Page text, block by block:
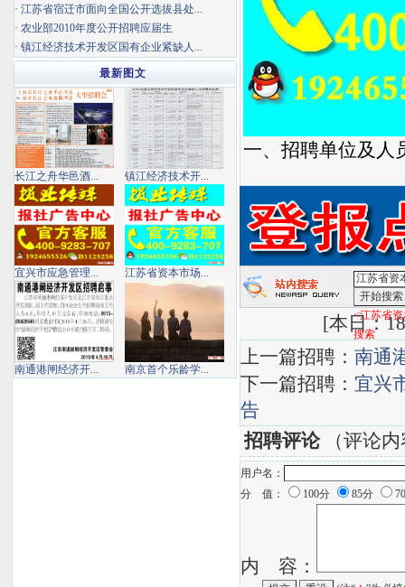
一、招聘单位及人
<江苏省
搜索
[本日：
上一篇招聘： 南通
下一篇招聘： 宜兴
告
招聘评论（评论内
用户名：
分 值：
100分 85分
内 容：
· 江苏省宿迁市面向全国公开选拔县处...
· 农业部2010年度公开招聘应届生
· 镇江经济技术开发区国有企业紧缺人...
最新图文
长江之舟华邑酒... 镇江经济技术开...
宜兴市应急管理... 江苏省资本市场...
南通港闸经济开... 南京首个乐龄学...